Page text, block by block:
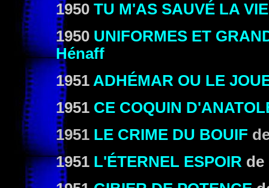
1950 TU M'AS SAUVÉ LA VIE
1950 UNIFORMES ET
Hénaff
1951 ADHÉMAR OU LE
1951 CE COQUIN
1951 LE CRIME DU BOUIF
1951 L'ÉTERNEL ESPOIR de